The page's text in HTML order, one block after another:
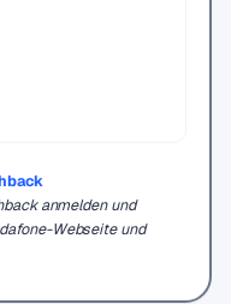
anmelden und
Webseite und